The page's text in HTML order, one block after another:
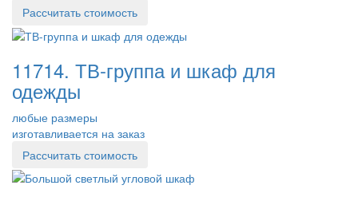
Рассчитать стоимость
11714. ТВ-группа и шкаф для
одежды
любые размеры
изготавливается на заказ
Рассчитать стоимость